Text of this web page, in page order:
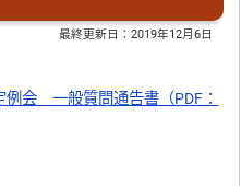
最終更新日：2019年12月6日
例会 一般質問通告書（PDF：